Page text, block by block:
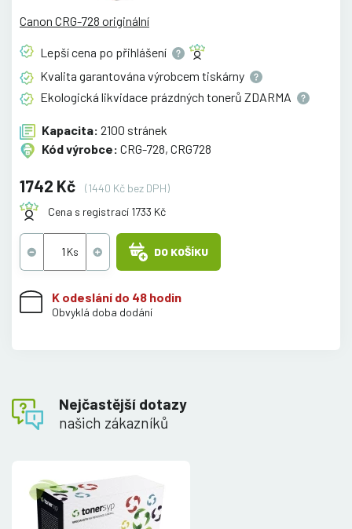
Canon CRG-728 originální
Lepší cena po přihlášení
Kvalita garantována výrobcem tiskárny
Ekologická likvidace prázdných tonerů ZDARMA
Kapacita: 2100 stránek
Kód výrobce: CRG-728, CRG728
1742 Kč
(1440 Kč bez DPH)
Cena s registrací 1733 Kč
DO KOŠÍKU
K odeslání do 48 hodin
Obvyklá doba dodání
Nejčastější dotazy
našich zákazníků